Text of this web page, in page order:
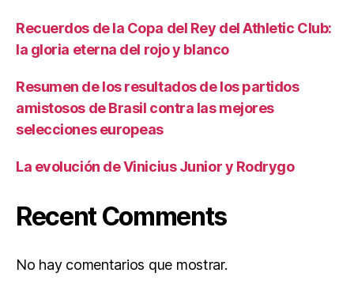
Recuerdos de la Copa del Rey del Athletic Club:
la gloria eterna del rojo y blanco
Resumen de los resultados de los partidos
amistosos de Brasil contra las mejores
selecciones europeas
La evolución de Vinicius Junior y Rodrygo
Recent Comments
No hay comentarios que mostrar.